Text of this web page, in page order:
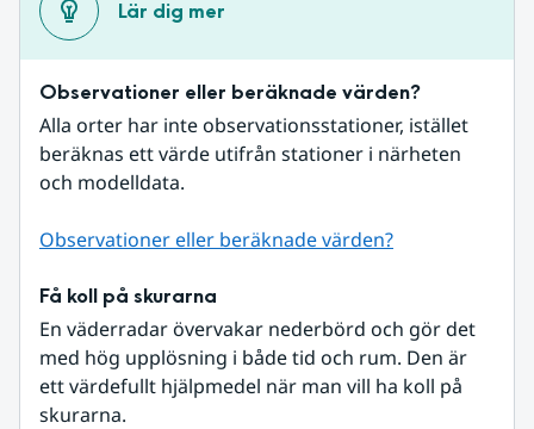
Lär dig mer
Observationer eller beräknade värden?
Alla orter har inte observationsstationer, istället
beräknas ett värde utifrån stationer i närheten
och modelldata.
Observationer eller beräknade värden?
Få koll på skurarna
En väderradar övervakar nederbörd och gör det
med hög upplösning i både tid och rum. Den är
ett värdefullt hjälpmedel när man vill ha koll på
skurarna.